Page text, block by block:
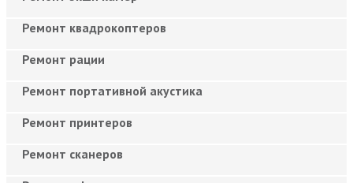
Ремонт квадрокоптеров
Ремонт рации
Ремонт портативной акустика
Ремонт принтеров
Ремонт сканеров